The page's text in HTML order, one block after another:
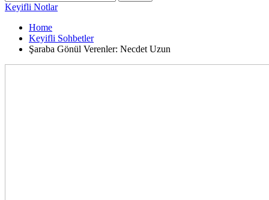
Keyifli Notlar
Home
Keyifli Sohbetler
Şaraba Gönül Verenler: Necdet Uzun